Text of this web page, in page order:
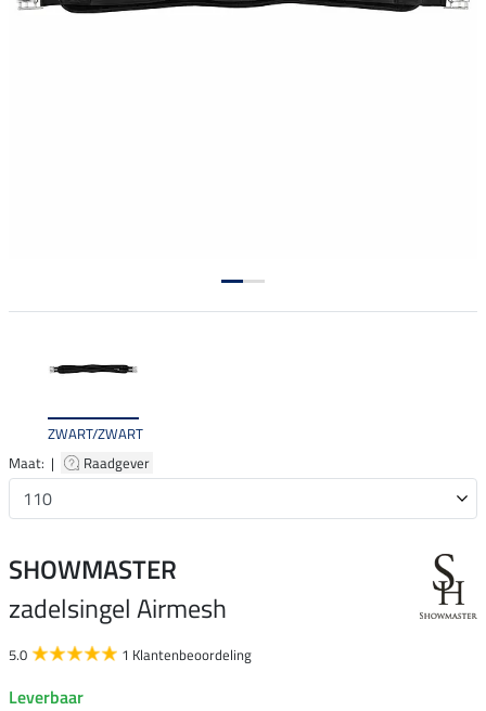
ZWART/ZWART
Maat: |
Raadgever
SHOWMASTER
zadelsingel Airmesh
5.0 1 Klantenbeoordeling
Leverbaar